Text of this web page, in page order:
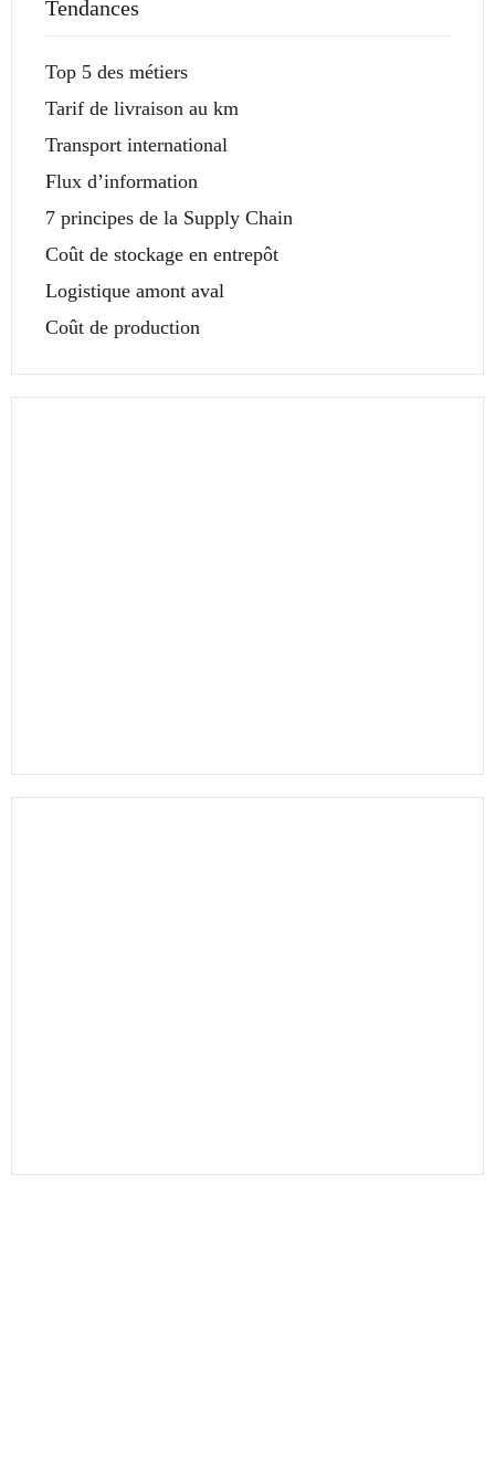
Tendances
Top 5 des métiers
Tarif de livraison au km
Transport international
Flux d’information
7 principes de la Supply Chain
Coût de stockage en entrepôt
Logistique amont aval
Coût de production